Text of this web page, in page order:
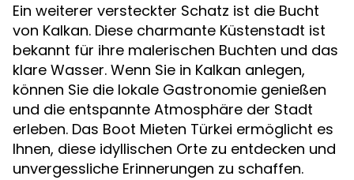
Ein weiterer versteckter Schatz ist die Bucht
von Kalkan. Diese charmante Küstenstadt ist
bekannt für ihre malerischen Buchten und das
klare Wasser. Wenn Sie in Kalkan anlegen,
können Sie die lokale Gastronomie genießen
und die entspannte Atmosphäre der Stadt
erleben. Das Boot Mieten Türkei ermöglicht es
Ihnen, diese idyllischen Orte zu entdecken und
unvergessliche Erinnerungen zu schaffen.